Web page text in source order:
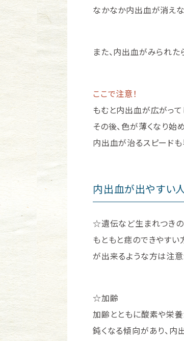
なかなか内出血が消え
また、内出血がみられた
ここで注意！
もむと内出血が広がって
その後、色が薄くなり始
内出血が治るスピードも
内出血が出やすい
☆遺伝など生まれつき
もともと痣のできやす
が出来るような方は注意
☆加齢
加齢とともに酸素や栄
鈍くなる傾向があり、内